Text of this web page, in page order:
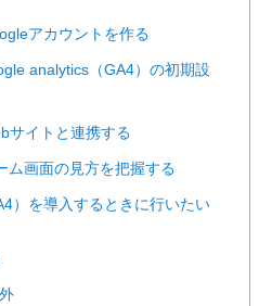
アカウントを作る
analytics（GA4）の初期設
サイトと連携する
ム画面の見方を把握する
）を導入するときに行いたい